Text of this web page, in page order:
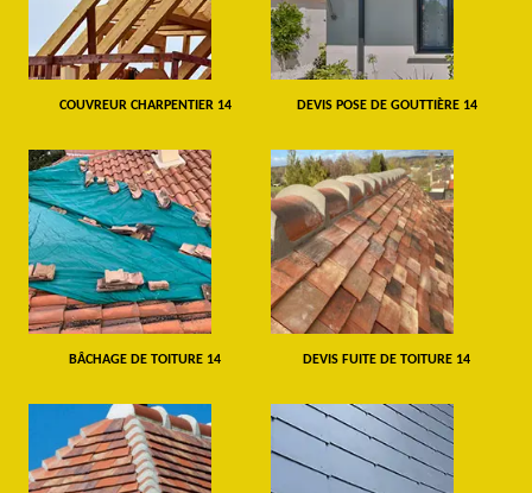
COUVREUR CHARPENTIER 14 DEVIS POSE DE GOUTTIÈRE 14
BÂCHAGE DE TOITURE 14 DEVIS FUITE DE TOITURE 14